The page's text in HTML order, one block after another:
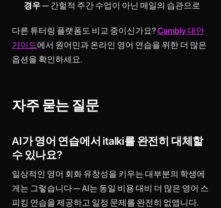
경우— 간헐적 주간 수업이 아닌 매일의 습관으로
다른 튜터링 플랫폼도 비교 중이신가요?Cambly 대안
가이드에서 원어민과 온라인 영어 연습을 위한 더 많은
옵션을 확인하세요.
자주 묻는 질문
AI가 영어 연습에서 italki를 완전히 대체할
수 있나요?
일상적인 영어 회화 유창성을 키우는 대부분의 학생에
게는 그렇습니다 — AI는 동일 비용 대비 더 많은 영어 스
피킹 연습을 제공하고 일정 문제를 완전히 없앱니다.